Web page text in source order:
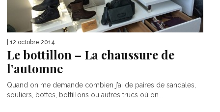
| 12 octobre 2014
Le bottillon – La chaussure de
l’automne
Quand on me demande combien j’ai de paires de sandales,
souliers, bottes, bottillons ou autres trucs où on...